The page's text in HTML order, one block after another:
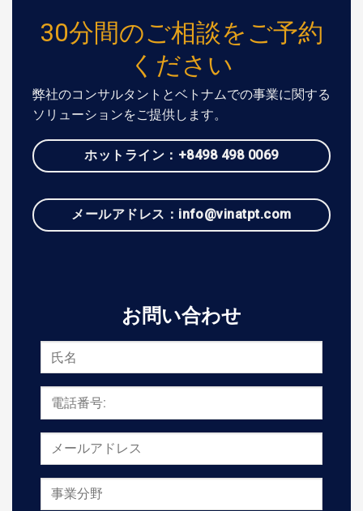
30分間のご相談をご予約
ください
弊社のコンサルタントとベトナムでの事業に関する
ソリューションをご提供します。
ホットライン：+8498 498 0069
メールアドレス：info@vinatpt.com
お問い合わせ